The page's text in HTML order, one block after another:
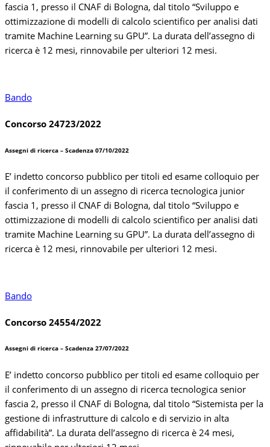
fascia 1, presso il CNAF di Bologna, dal titolo “Sviluppo e
ottimizzazione di modelli di calcolo scientifico per analisi dati
tramite Machine Learning su GPU”. La durata dell’assegno di
ricerca è 12 mesi, rinnovabile per ulteriori 12 mesi.
Bando
Concorso 24723/2022
Assegni di ricerca – Scadenza 07/10/2022
E’ indetto concorso pubblico per titoli ed esame colloquio per
il conferimento di un assegno di ricerca tecnologica junior
fascia 1, presso il CNAF di Bologna, dal titolo “Sviluppo e
ottimizzazione di modelli di calcolo scientifico per analisi dati
tramite Machine Learning su GPU”. La durata dell’assegno di
ricerca è 12 mesi, rinnovabile per ulteriori 12 mesi.
Bando
Concorso 24554/2022
Assegni di ricerca – Scadenza 27/07/2022
E’ indetto concorso pubblico per titoli ed esame colloquio per
il conferimento di un assegno di ricerca tecnologica senior
fascia 2, presso il CNAF di Bologna, dal titolo “Sistemista per la
gestione di infrastrutture di calcolo e di servizio in alta
affidabilità”. La durata dell’assegno di ricerca è 24 mesi,